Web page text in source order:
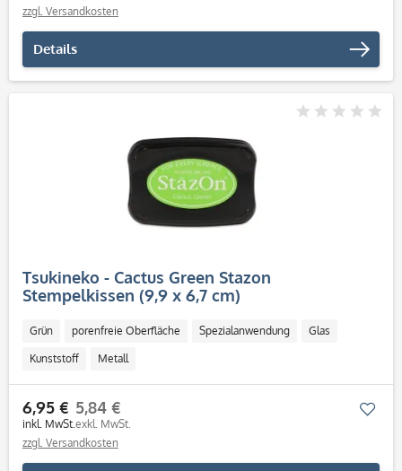
zzgl. Versandkosten
Details
Tsukineko - Cactus Green Stazon
Stempelkissen (9,9 x 6,7 cm)
Grün porenfreie Oberfläche Spezialanwendung Glas
Kunststoff Metall
6,95 €
inkl. MwSt.
5,84 €
exkl. MwSt.
zzgl. Versandkosten